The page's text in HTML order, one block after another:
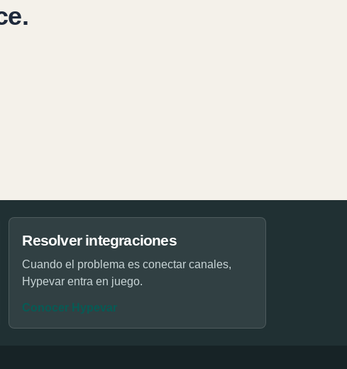
Resolver integraciones
Cuando el problema es conectar canales,
Hypevar entra en juego.
Conocer Hypevar